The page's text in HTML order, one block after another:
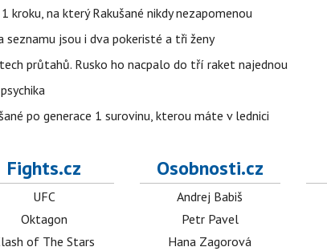
na který Rakušané nikdy nezapomenou
jsou i dva pokeristé a tři ženy
průtahů. Rusko ho nacpalo do tří raket najednou
po generace 1 surovinu, kterou máte v lednici
Fights.cz
UFC
Oktagon
of The Stars
Osobnosti.cz
Andrej Babiš
Petr Pavel
Hana Zagorová